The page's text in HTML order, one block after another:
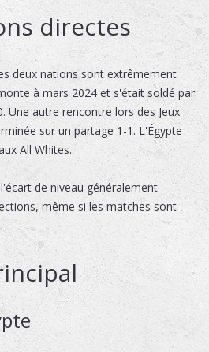
directes
deux nations sont extrêmement
à mars 2024 et s'était soldé par
Une autre rencontre lors des Jeux
sur un partage 1-1. L'Égypte
All Whites.
de niveau généralement
même si les matches sont